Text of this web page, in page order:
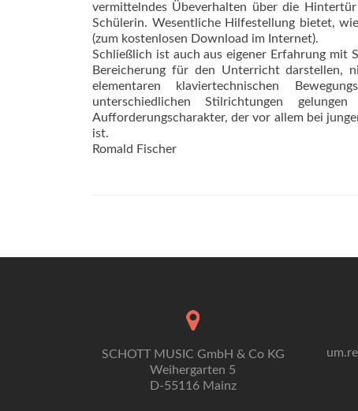
vermittelndes Übeverhalten über die
Schülerin. Wesentliche Hilfestellung bietet,
(zum kostenlosen Down­load im Internet).
Schließlich ist auch aus eigener Erfahrung mit
Bereicherung für den Unterricht darstellen,
elementaren klaviertechnischen
unterschiedlichen Stilrichtungen
Aufforderungscharakter, der vor allem bei
ist.
Romald Fischer
SCHOTT MUSIC GmbH & Co KG
Weihergarten 5
D-55116 Mainz